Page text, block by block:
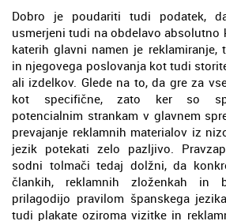
Dobro je poudariti tudi podatek,
usmerjeni tudi na obdelavo absolutno
katerih glavni namen je reklamiranje,
in njegovega poslovanja kot tudi
ali izdelkov. Glede na to, da gre za
kot specifične, zato ker so
potencialnim strankam v glavnem
prevajanje reklamnih materialov iz
jezik potekati zelo pazljivo.
sodni tolmači tedaj dolžni, da
člankih, reklamnih zloženkah in
prilagodijo pravilom španskega
tudi plakate oziroma vizitke in